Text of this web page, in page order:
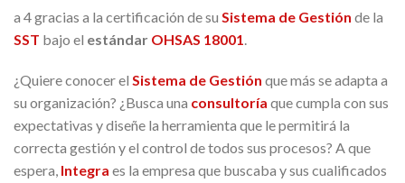
a 4 gracias a la certificación de su Sistema de Gestión de la
SST bajo el estándar OHSAS 18001
¿Quiere conocer el Sistema de Gestión que más se adapta a
su organización? ¿Busca una consultoría que cumpla con sus
expectativas y diseñe la herramienta que le permitirá la
correcta gestión y el control de todos sus procesos? A que
espera, Integra es la empresa que buscaba y sus cualificados